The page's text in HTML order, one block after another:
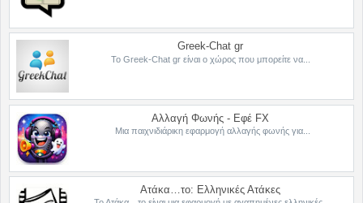
Greek-Chat gr
Το Greek-Chat gr είναι ο χώρος που μπορείτε να...
Αλλαγή Φωνής - Εφέ FX
Μια παιχνιδιάρικη εφαρμογή αλλαγής φωνής για...
Ατάκα…το: Ελληνικές Ατάκες